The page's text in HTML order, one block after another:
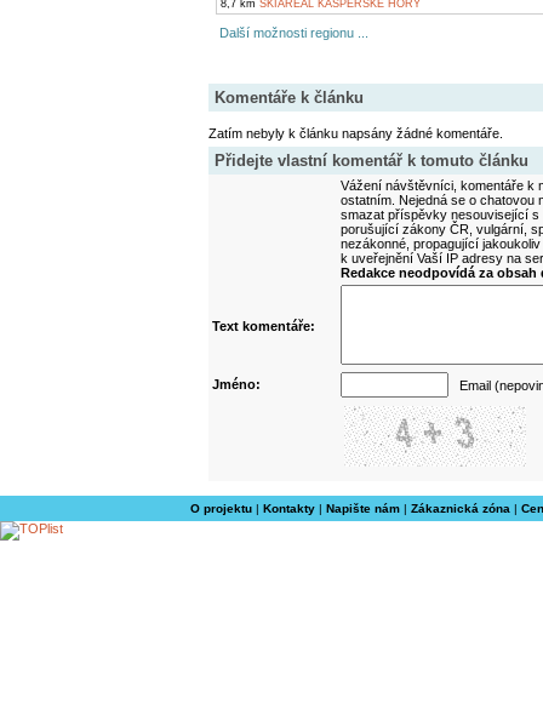
8,7 km SKIAREÁL KAŠPERSKÉ HORY
Další možnosti regionu ...
Komentáře k článku
Zatím nebyly k článku napsány žádné komentáře.
Přidejte vlastní komentář k tomuto článku
Vážení návštěvníci, komentáře k
ostatním. Nejedná se o
smazat příspěvky nesouvisející
porušující zákony ČR, vulgární,
nezákonné, propagující
k uveřejnění Vaší IP adresy na
Redakce neodpovídá za
Text komentáře:
Jméno: Email
O projektu| Kontakty| Napište nám| Zákaznická zóna |